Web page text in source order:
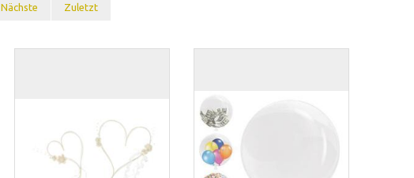
Nächste Zuletzt